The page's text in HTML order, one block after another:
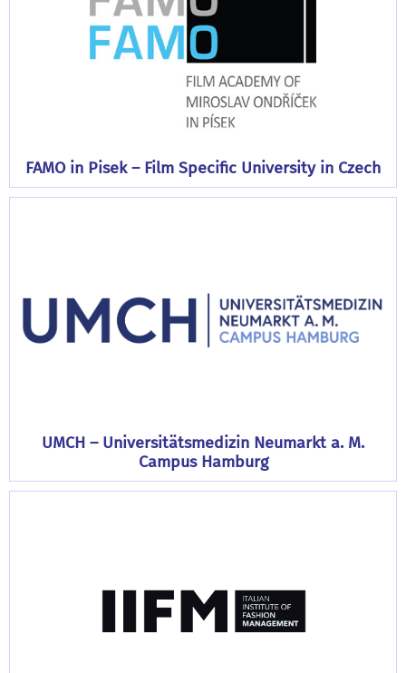
FAMO in Pisek – Film Specific University in Czech
UMCH – Universitätsmedizin Neumarkt a. M.
Campus Hamburg